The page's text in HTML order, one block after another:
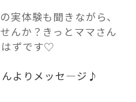
実体験も聞きながら、
んか？きっとママさん
はずです♡
んよりメッセ―ジ♪